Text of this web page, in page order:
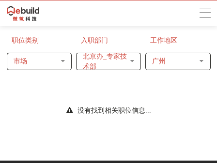
职位类别
市场
入职部门
北京办_专家技
术部
工作地区
广州
没有找到相关职位信息...